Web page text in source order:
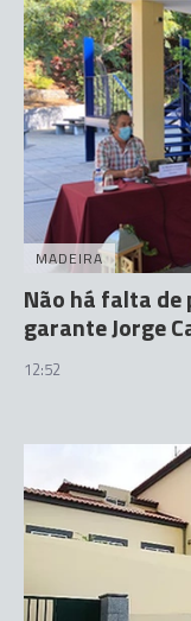
MADEIRA
Não há falta de
garante Jorge
12:52